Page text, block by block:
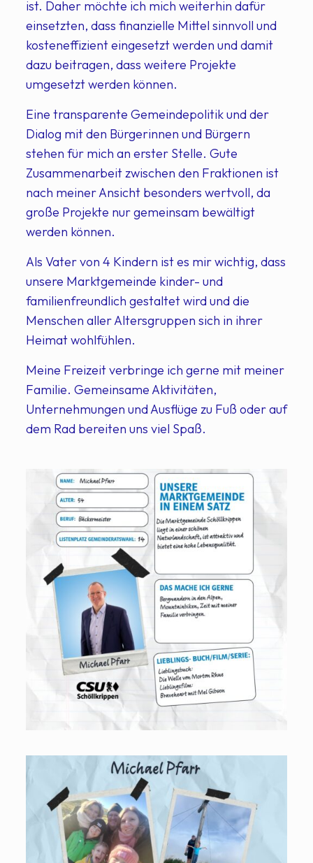
ist. Daher möchte ich mich weiterhin dafür
einsetzten, dass finanzielle Mittel sinnvoll und
kosteneffizient eingesetzt werden und damit
dazu beitragen, dass weitere Projekte
umgesetzt werden können.
Eine transparente Gemeindepolitik und der
Dialog mit den Bürgerinnen und Bürgern
stehen für mich an erster Stelle. Gute
Zusammenarbeit zwischen den Fraktionen ist
nach meiner Ansicht besonders wertvoll, da
große Projekte nur gemeinsam bewältigt
werden können.
Als Vater von 4 Kindern ist es mir wichtig, dass
unsere Marktgemeinde kinder- und
familienfreundlich gestaltet wird und die
Menschen aller Altersgruppen sich in ihrer
Heimat wohlfühlen.
Meine Freizeit verbringe ich gerne mit meiner
Familie. Gemeinsame Aktivitäten,
Unternehmungen und Ausflüge zu Fuß oder auf
dem Rad bereiten uns viel Spaß.